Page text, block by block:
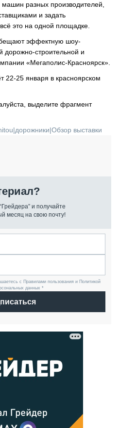
машин разных производителей,
и задать
это на одной площадке.
эффектную шоу-
дорожно-строительной и
«Мегаполис-Красноярск».
22-25 января в красноярском
выделите фрагмент
|дорожники|Обзор выставки
и получайте
месяц на свою почту!
с Правилами пользования и Политикой
данных *